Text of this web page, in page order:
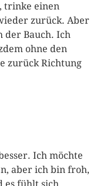
trinke einen
zurück. Aber
der Bauch. Ich
ohne den
zurück Richtung
Ich möchte
aber ich bin froh,